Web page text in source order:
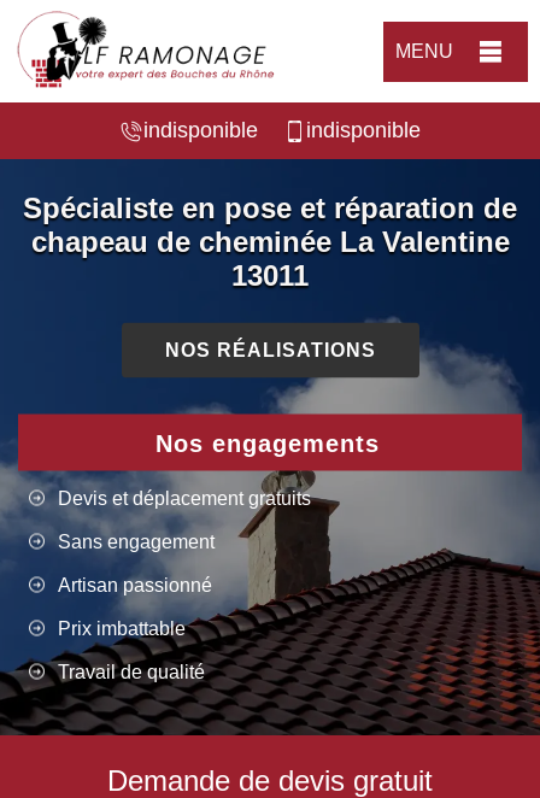
MENU
indisponible indisponible
Spécialiste en pose et réparation de
chapeau de cheminée La Valentine
13011
NOS RÉALISATIONS
Nos engagements
Devis et déplacement gratuits
Sans engagement
Artisan passionné
Prix imbattable
Travail de qualité
Demande de devis gratuit